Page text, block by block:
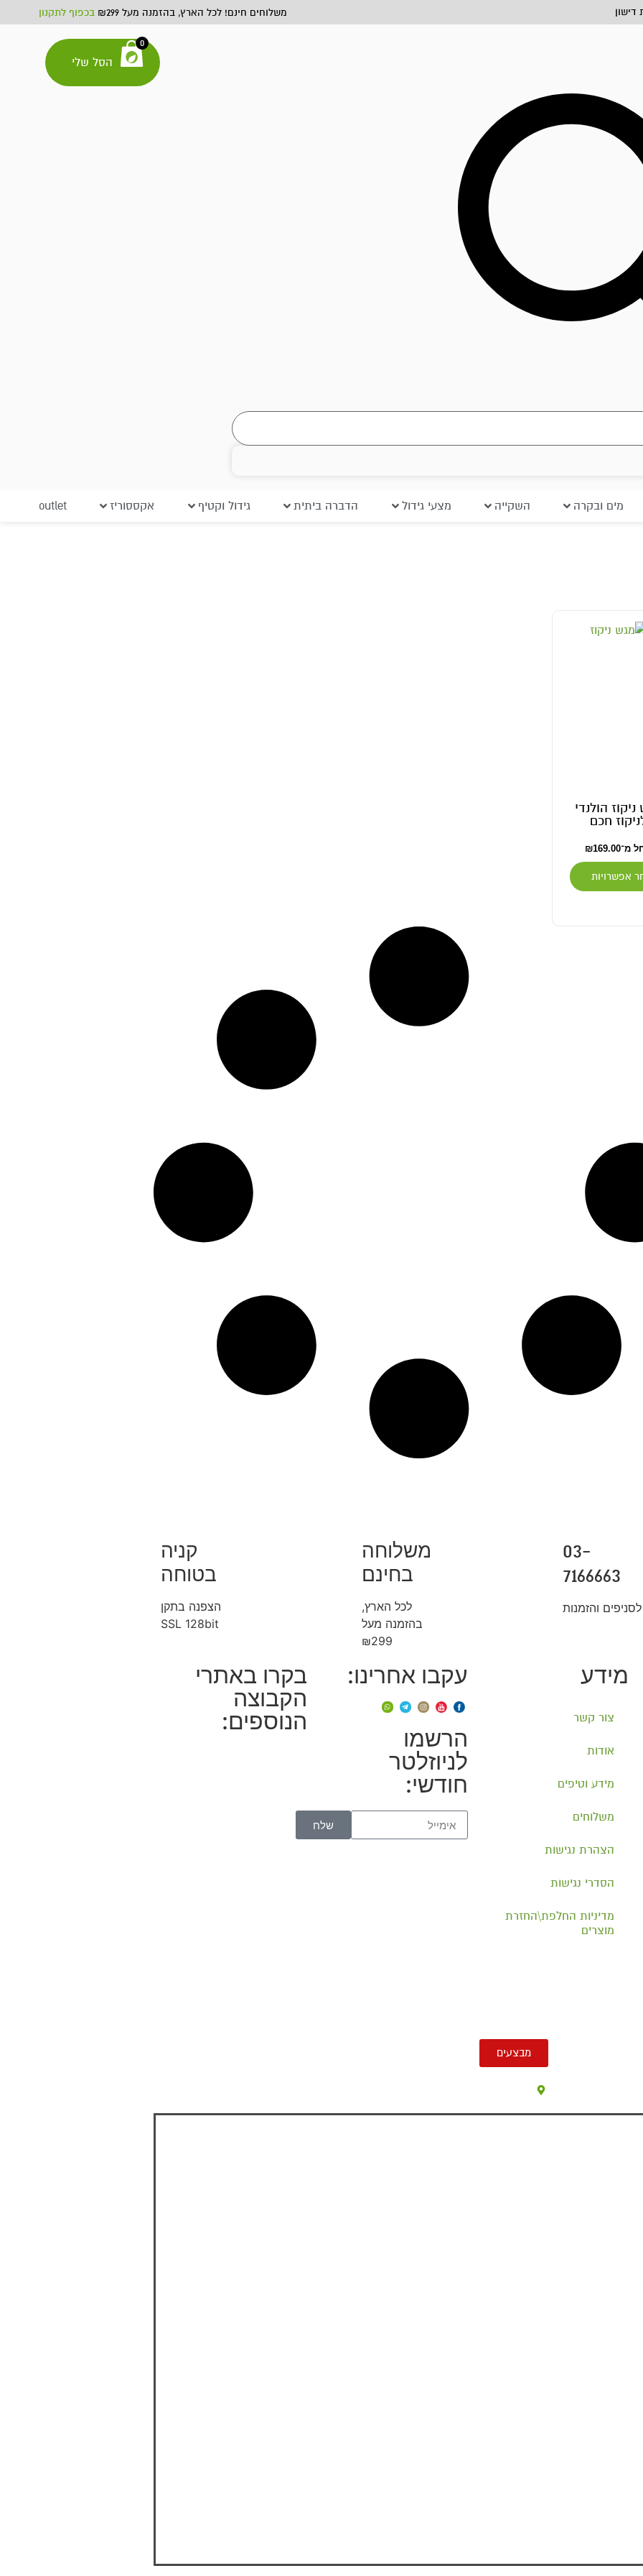
דישון משלוחים חינם! לכל הארץ, בהזמנה מעל ₪299 בכפוף לתקנון
0
הסל שלי
מים ובקרה השקייה מצעי גידול הדברה ביתית גידול וקטיף אקססוריז outlet
הולנדי
חכם
מ־ ₪169.00
אפשרויות
03-
7166663
לסניפים והזמנות
משלוחה
בחינם
לכל הארץ,
בהזמנה מעל
₪299
קניה
בטוחה
הצפנה בתקן
SSL 128bit
מידע
צור קשר
אודות
מידע וטיפים
משלוחים
הצהרת נגישות
הסדרי נגישות
מדיניות החלפת\החזרת
מוצרים
עקבו אחרינו:
הרשמו
לניוזלטר
חודשי:
שלח
בקרו באתרי
הקבוצה
הנוספים:
מבצעים